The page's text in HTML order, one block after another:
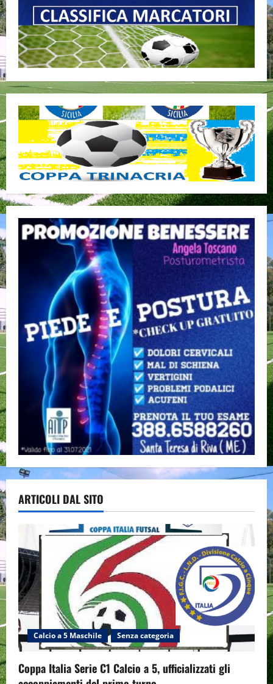
ARTICOLI DAL SITO
Calcio a 5 Maschile Senza categoria
Coppa Italia Serie C1 Calcio a 5, ufficializzati gli